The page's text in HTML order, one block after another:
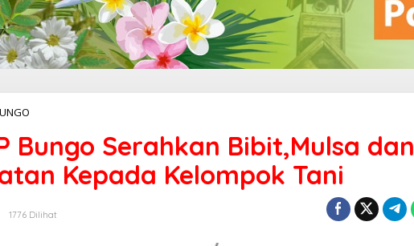
d
i
s
T
H
Bungo Serahkan Bibit,Mulsa dan
Kepada Kelompok Tani
1776 Dilihat